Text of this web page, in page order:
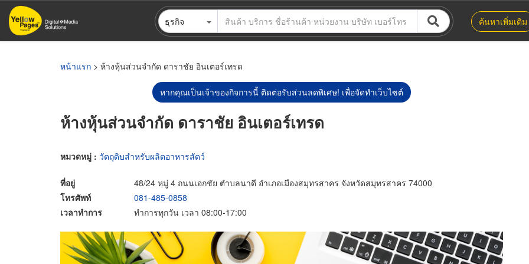
ข้าม
ไป
ธุรกิจ ค้นหาเพิ่มเติม
หน้าแรก > ห้างหุ้นส่วนจำกัด ดาราชัย อินเตอร์เทรด
หากคุณเป็นเจ้าของกิจการนี้ ติดต่อรับส่วนลดพิเศษ! เพื่อจัดทำเว็บไซต์
ห้างหุ้นส่วนจำกัด ดาราชัย อินเตอร์เทรด
หมวดหมู่ : วัตถุดิบสำหรับผลิตอาหารสัตว์
ที่อยู่
48/24 หมู่ 4 ถนนเอกชัย ตำบลนาดี อำเภอเมืองสมุทรสาคร จังหวัดสมุทรสาคร 74000
โทรศัพท์
081-485-0858
เวลาทำการ
ทำการทุกวัน เวลา 08:00-17:00